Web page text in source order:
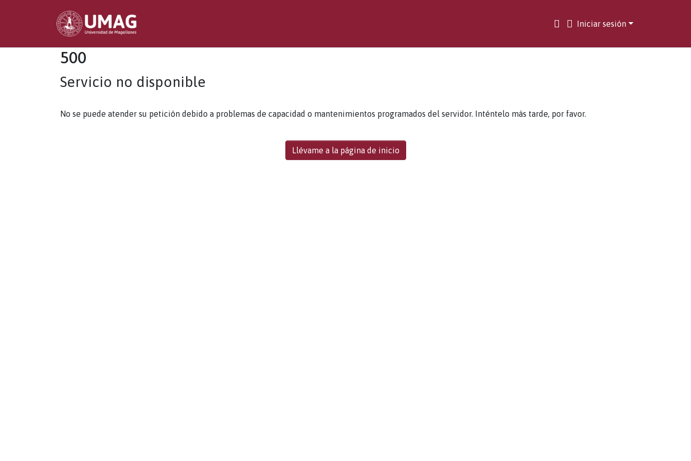
Iniciar sesión
500
Servicio no disponible
No se puede atender su petición debido a problemas de capacidad o mantenimientos programados del servidor. Inténtelo más tarde, por favor.
Llévame a la página de inicio